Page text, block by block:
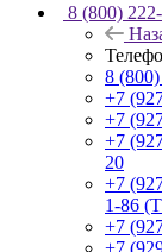
8 (800)
8
+7
+7
+7
20
+7
1-86
+7
+7